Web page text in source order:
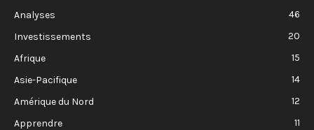
Analyses
46
Investissements
20
Afrique
15
Asie-Pacifique
14
Amérique du Nord
12
Apprendre
11